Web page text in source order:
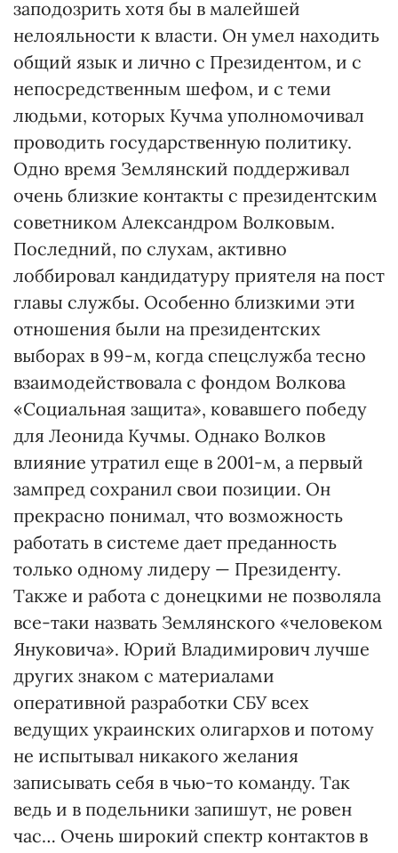
заподозрить хотя бы в малейшей
нелояльности к власти. Он умел находить
общий язык и лично с Президентом, и с
непосредственным шефом, и с теми
людьми, которых Кучма уполномочивал
проводить государственную политику.
Одно время Землянский поддерживал
очень близкие контакты с президентским
советником Александром Волковым.
Последний, по слухам, активно
лоббировал кандидатуру приятеля на пост
главы службы. Особенно близкими эти
отношения были на президентских
выборах в 99-м, когда спецслужба тесно
взаимодействовала с фондом Волкова
«Социальная защита», ковавшего победу
для Леонида Кучмы. Однако Волков
влияние утратил еще в 2001-м, а первый
зампред сохранил свои позиции. Он
прекрасно понимал, что возможность
работать в системе дает преданность
только одному лидеру — Президенту.
Также и работа с донецкими не позволяла
все-таки назвать Землянского «человеком
Януковича». Юрий Владимирович лучше
других знаком с материалами
оперативной разработки СБУ всех
ведущих украинских олигархов и потому
не испытывал никакого желания
записывать себя в чью-то команду. Так
ведь и в подельники запишут, не ровен
час… Очень широкий спектр контактов в